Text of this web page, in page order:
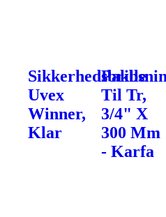
Sikkerhedsbrille
Uvex
Winner,
Klar
Til Tr,
3/4" X
300 Mm
- Karfa